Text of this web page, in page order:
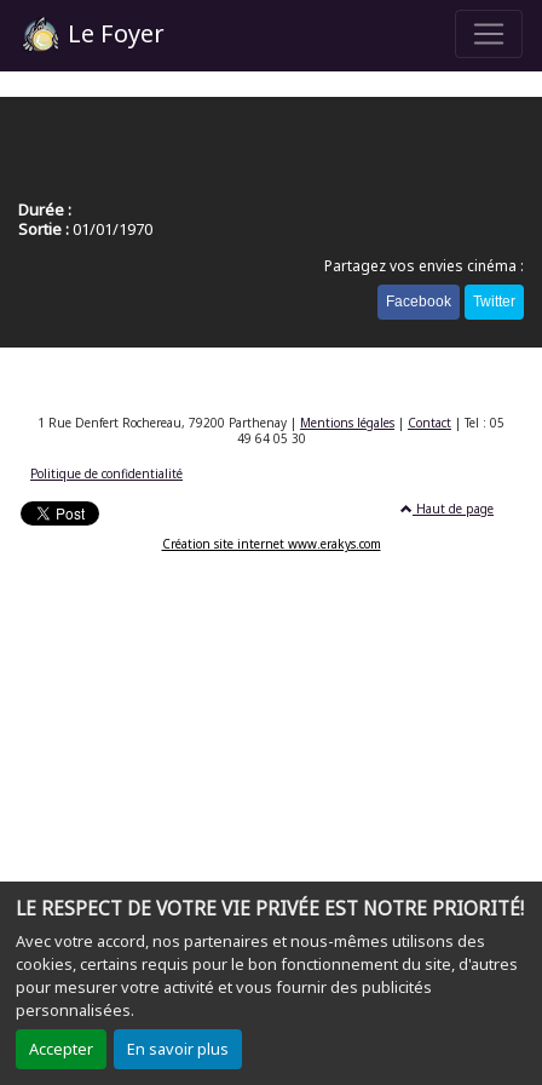
LE RESPECT DE VOTRE VIE PRIVÉE EST NOTRE PRIORITÉ!
Avec votre accord, nos partenaires et nous-mêmes utilisons des
cookies, certains requis pour le bon fonctionnement du site, d'autres
pour mesurer votre activité et vous fournir des publicités
personnalisées.
Accepter
En savoir plus
Le Foyer
Durée :
Sortie :01/01/1970
Partagez vos envies cinéma :
Facebook Twitter
1 Rue Denfert Rochereau, 79200 Parthenay | Mentions légales | Contact | Tel : 05
49 64 05 30
Politique de confidentialité
Haut de page
Création site internet www.erakys.com